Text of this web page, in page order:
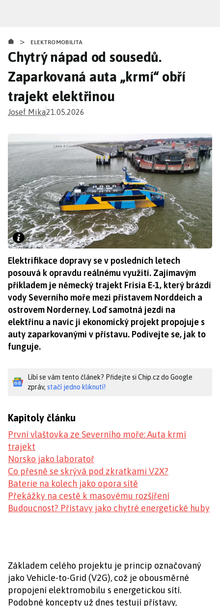
obsahu
> ELEKTROMOBILITA
Chytrý nápad od sousedů.
Zaparkovaná auta „krmí“ obří
trajekt elektřinou
Josef Mika21.05.2026
Elektrifikace dopravy se v posledních letech
posouvá k opravdu reálnému využití. Zajímavým
příkladem je německý trajekt Frisia E-1, který brázdí
vody Severního moře mezi přístavem Norddeich a
ostrovem Norderney. Loď samotná jezdí na
elektřinu a navíc ji ekonomický projekt propojuje s
auty zaparkovanými v přístavu. Podívejte se, jak to
funguje.
Líbí se vám tento článek? Přidejte si Chip.cz do Google
zpráv, stačí jedno kliknutí!
Kapitoly článku
První vlaštovka ze Severního moře: Auta krmí
trajekt
Norsko jako laboratoř
Co přesně se skrývá pod zkratkami V2X?
Baterie na kolech jako opora sítě
Překážky na cestě k masovému rozšíření
Budoucnost? Přístavy jako chytré energetické huby
Základem celého projektu je princip označovaný
jako Vehicle-to-Grid (V2G), což je obousměrné
propojení elektromobilu s energetickou sítí.
Podobné koncepty už dnes testují přístavy,